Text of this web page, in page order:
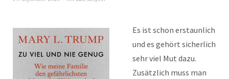
Es ist schon erstaunlich
und es gehört sicherlich
sehr viel Mut dazu.
Zusätzlich muss man